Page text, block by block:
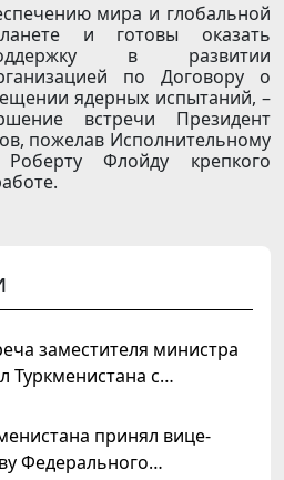
мира и глобальной
и готовы оказать
в развитии
по Договору о
ядерных испытаний, –
встречи Президент
пожелав Исполнительному
Флойду крепкого
заместителя министра
Туркменистана с
принял вице-
Федерального